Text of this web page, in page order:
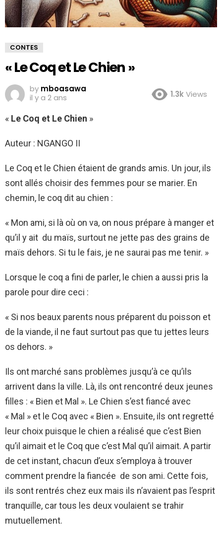
CONTES
« Le Coq et Le Chien »
by mboasawa
il y a 2 ans
1.3kViews
« Le Coq et Le Chien »
Auteur : NGANGO II
Le Coq et le Chien étaient de grands amis. Un jour, ils
sont allés choisir des femmes pour se marier. En
chemin, le coq dit au chien :
« Mon ami, si là où on va, on nous prépare à manger et
qu’il y ait du maïs, surtout ne jette pas des grains de
maïs dehors. Si tu le fais, je ne saurai pas me tenir. »
Lorsque le coq a fini de parler, le chien a aussi pris la
parole pour dire ceci :
« Si nos beaux parents nous préparent du poisson et
de la viande, il ne faut surtout pas que tu jettes leurs
os dehors. »
Ils ont marché sans problèmes jusqu’à ce qu’ils
arrivent dans la ville. Là, ils ont rencontré deux jeunes
filles : « Bien et Mal ». Le Chien s’est fiancé avec
« Mal » et le Coq avec « Bien ». Ensuite, ils ont regretté
leur choix puisque le chien a réalisé que c’est Bien
qu’il aimait et le Coq que c’est Mal qu’il aimait. A partir
de cet instant, chacun d’eux s’employa à trouver
comment prendre la fiancée de son ami. Cette fois,
ils sont rentrés chez eux mais ils n’avaient pas l’esprit
tranquille, car tous les deux voulaient se trahir
mutuellement.